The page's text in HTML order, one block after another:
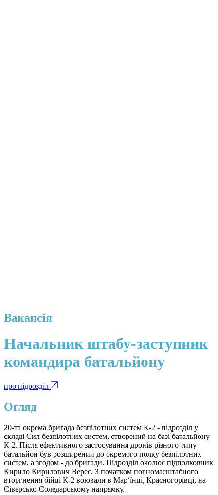
Вакансія
Начальник штабу-заступник
командира батальйону
про підрозділ
Огляд
20-та окрема бригада безпілотних систем К-2 - підрозділ у
складі Сил безпілотних систем, створений на базі батальйону
К-2. Після ефективного застосування дронів різного типу
батальйон був розширений до окремого полку безпілотних
систем, а згодом - до бригади. Підрозділ очолює підполковник
Кирило Кирилович Верес. З початком повномасштабного
вторгнення бійці К-2 воювали в Мар‘їнці, Красногорівці, на
Сіверсько-Соледарському напрямку.